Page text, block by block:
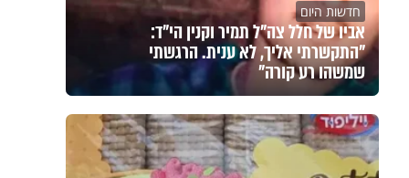
חדשות היום
אביו של חלל צה"ל תמיר וקנין הי"ד:
"התקשרתי אליך, לא ענית. הרגשתי
שמשהו רע קורה"